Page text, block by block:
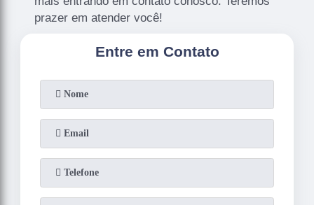
prazer em atender você!
Entre em Contato